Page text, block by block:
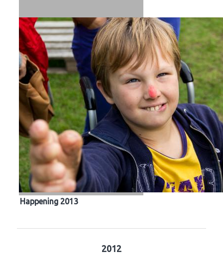
Happening 2013
2012